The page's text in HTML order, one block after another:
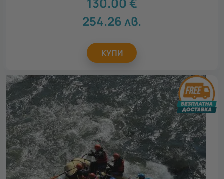
254.26лв.
КУПИ